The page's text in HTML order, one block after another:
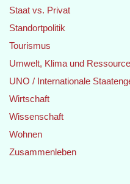
Staat vs. Privat
Standortpolitik
Tourismus
Umwelt, Klima und
UNO / Internationale
Wirtschaft
Wissenschaft
Wohnen
Zusammenleben